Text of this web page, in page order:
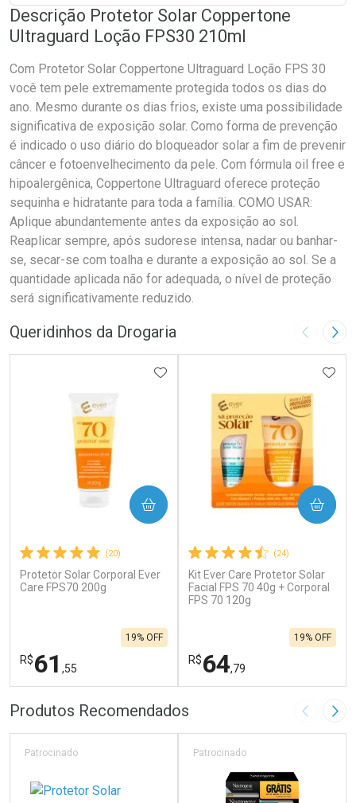
Descrição Protetor Solar Coppertone
Ultraguard Loção FPS30 210ml
Com Protetor Solar Coppertone Ultraguard Loção FPS 30
você tem pele extremamente protegida todos os dias do
ano. Mesmo durante os dias frios, existe uma possibilidade
significativa de exposição solar. Como forma de prevenção
é indicado o uso diário do bloqueador solar a fim de prevenir
câncer e fotoenvelhecimento da pele. Com fórmula oil free e
hipoalergênica, Coppertone Ultraguard oferece proteção
sequinha e hidratante para toda a família. COMO USAR:
Aplique abundantemente antes da exposição ao sol.
Reaplicar sempre, após sudorese intensa, nadar ou banhar-
se, secar-se com toalha e durante a exposição ao sol. Se a
quantidade aplicada não for adequada, o nível de proteção
será significativamente reduzido.
Queridinhos da Drogaria Imagem
(20)
Protetor Solar Corporal Ever
Care FPS70 200g
R$61 ,55
19% OFF
ADICIONAR AOS FAVORITOS
COMPRAR
FECHAR
Laboratório
FECHAR
Por Menos
(24)
Kit Ever Care Protetor Solar
Facial FPS 70 40g + Corporal
FPS 70 120g
R$64,79
19% OFF
COMPRAR
Laboratório
Por Menos
Produtos Recomendados Imagem
Patrocinado Patrocinado